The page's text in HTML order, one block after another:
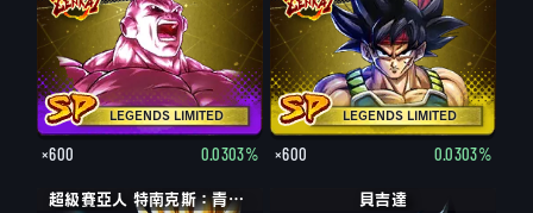
LEGENDS LIMITED
×600 0.0303%
LEGENDS LIMITED
×600 0.0303%
超級賽亞人 特南克斯：青年期 貝吉達